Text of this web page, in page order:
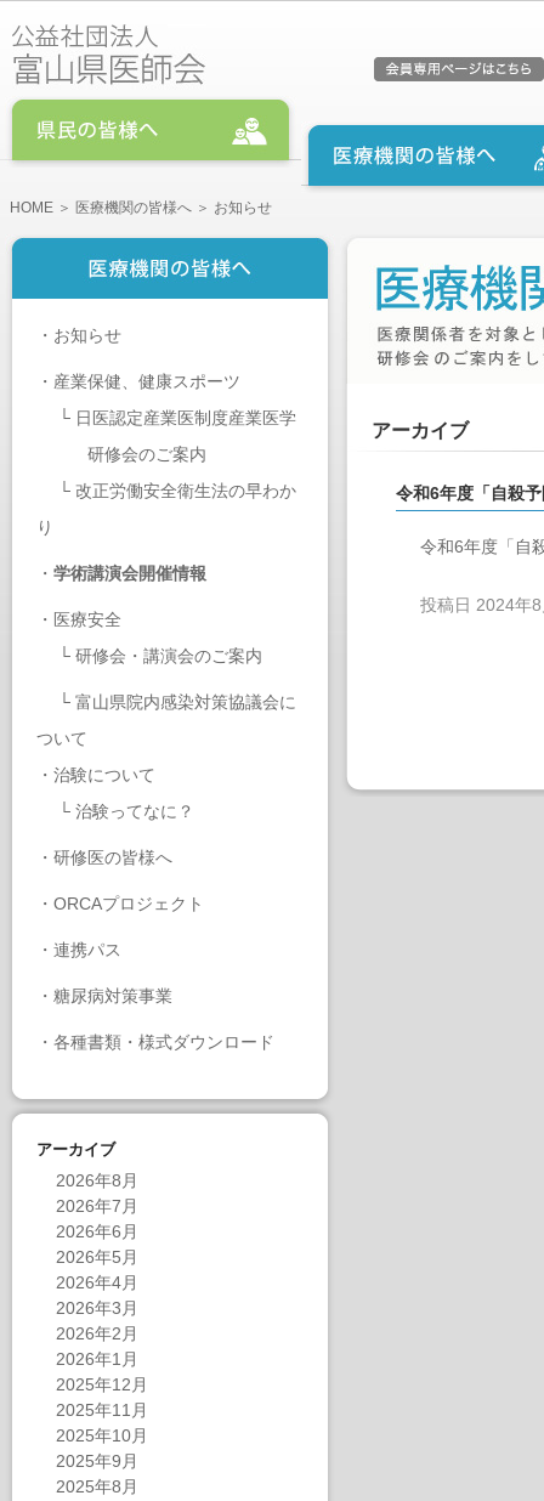
HOME ＞ 医療機関の皆様へ ＞ お知らせ
・ お知らせ
・ 産業保健、健康スポーツ
└ 日医認定産業医制度産業医学
研修会のご案内
└ 改正労働安全衛生法の早わか
り
・ 学術講演会開催情報
・ 医療安全
└ 研修会・講演会のご案内
└ 富山県院内感染対策協議会に
ついて
・ 治験について
└ 治験ってなに？
・ 研修医の皆様へ
・ ORCAプロジェクト
・ 連携パス
・ 糖尿病対策事業
・ 各種書類・様式ダウンロード
アーカイブ
2026年8月
2026年7月
2026年6月
2026年5月
2026年4月
2026年3月
2026年2月
2026年1月
2025年12月
2025年11月
2025年10月
2025年9月
2025年8月
アーカイブ
令和6年度「自殺
令和6年度「自
投稿日 2024年